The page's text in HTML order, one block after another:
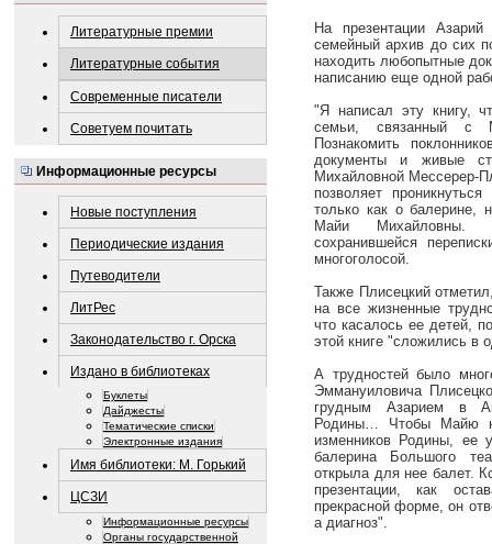
Литературные премии
Литературные события
Современные писатели
Советуем почитать
Информационные ресурсы
Новые поступления
Периодические издания
Путеводители
ЛитРес
Законодательство г. Орска
Издано в библиотеках
Буклеты
Дайджесты
Тематические списки
Электронные издания
Имя библиотеки: М. Горький
ЦСЗИ
Информационные ресурсы
Органы государственной
На презентации
семейный архив до сих
находить любопытные
написанию еще одной
"Я написал эту книгу,
семьи, связанный с
Познакомить
документы и живые
Михайловной Мессерер-
позволяет
только как о балерине,
Майи Михайловны.
сохранившейся
многоголосой.
Также Плисецкий
на все жизненные
что касалось ее детей,
этой книге "сложились в
А трудностей было
Эммануиловича
грудным Азарием в
Родины… Чтобы Майю
изменников Родины, ее
балерина Большого
открыла для нее балет.
презентации, как
прекрасной форме, он
а диагноз".